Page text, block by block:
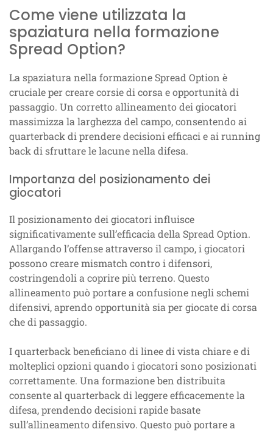
Come viene utilizzata la
spaziatura nella formazione
Spread Option?
La spaziatura nella formazione Spread Option è
cruciale per creare corsie di corsa e opportunità di
passaggio. Un corretto allineamento dei giocatori
massimizza la larghezza del campo, consentendo ai
quarterback di prendere decisioni efficaci e ai running
back di sfruttare le lacune nella difesa.
Importanza del posizionamento dei
giocatori
Il posizionamento dei giocatori influisce
significativamente sull’efficacia della Spread Option.
Allargando l’offense attraverso il campo, i giocatori
possono creare mismatch contro i difensori,
costringendoli a coprire più terreno. Questo
allineamento può portare a confusione negli schemi
difensivi, aprendo opportunità sia per giocate di corsa
che di passaggio.
I quarterback beneficiano di linee di vista chiare e di
molteplici opzioni quando i giocatori sono posizionati
correttamente. Una formazione ben distribuita
consente al quarterback di leggere efficacemente la
difesa, prendendo decisioni rapide basate
sull’allineamento difensivo. Questo può portare a